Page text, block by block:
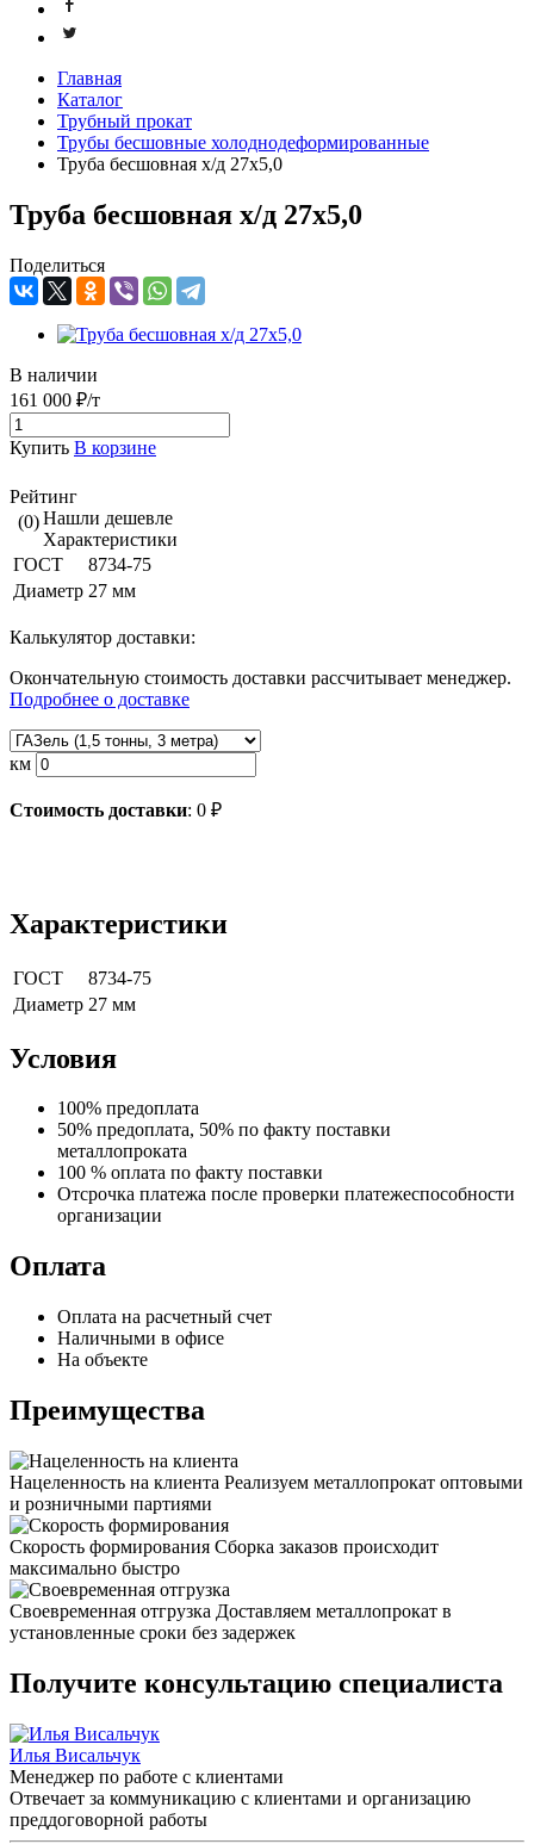
Главная
Каталог
Трубный прокат
Трубы бесшовные холоднодеформированные
Труба бесшовная х/д 27х5,0
Труба бесшовная х/д 27х5,0
Поделиться
В наличии
161 000 ₽/т
Купить В корзине
Рейтинг
(0)Нашли дешевле
Характеристики
ГОСТ
8734-75
Диаметр 27 мм
Калькулятор доставки:
Окончательную стоимость доставки рассчитывает менеджер.
Подробнее о доставке
км
Стоимость доставки: 0 ₽
Характеристики
ГОСТ
8734-75
Диаметр 27 мм
Условия
100% предоплата
50% предоплата, 50% по факту поставки
металлопроката
100 % оплата по факту поставки
Отсрочка платежа после проверки платежеспособности
организации
Оплата
Оплата на расчетный счет
Наличными в офисе
На объекте
Преимущества
Нацеленность на клиента Реализуем металлопрокат оптовыми
и розничными партиями
Скорость формирования Сборка заказов происходит
максимально быстро
Своевременная отгрузка Доставляем металлопрокат в
установленные сроки без задержек
Получите консультацию специалиста
Илья Висальчук
Менеджер по работе с клиентами
Отвечает за коммуникацию с клиентами и организацию
преддоговорной работы